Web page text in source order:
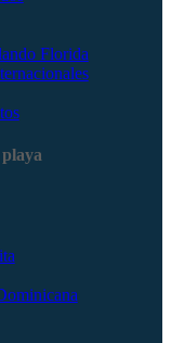
Florida